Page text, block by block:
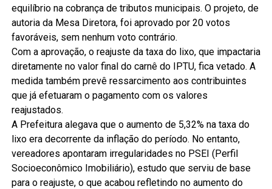
equilíbrio na cobrança de tributos municipais. O projeto, de
autoria da Mesa Diretora, foi aprovado por 20 votos
favoráveis, sem nenhum voto contrário.
Com a aprovação, o reajuste da taxa do lixo, que impactaria
diretamente no valor final do carnê do IPTU, fica vetado. A
medida também prevê ressarcimento aos contribuintes
que já efetuaram o pagamento com os valores
reajustados.
A Prefeitura alegava que o aumento de 5,32% na taxa do
lixo era decorrente da inflação do período. No entanto,
vereadores apontaram irregularidades no PSEI (Perfil
Socioeconômico Imobiliário), estudo que serviu de base
para o reajuste, o que acabou refletindo no aumento do